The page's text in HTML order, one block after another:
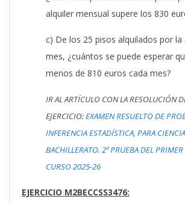
alquiler mensual supere los 830
c) De los 25 pisos alquilados por la
mes, ¿cuántos se puede esperar
menos de 810 euros cada mes?
IR AL ARTÍCULO CON LA RESOLUCIÓN
EJERCICIO:EXAMEN RESUELTO DE
INFERENCIA ESTADÍSTICA, PARA
BACHILLERATO. 2ª PRUEBA DEL
CURSO 2025-26
EJERCICIO M2BECCSS3476: